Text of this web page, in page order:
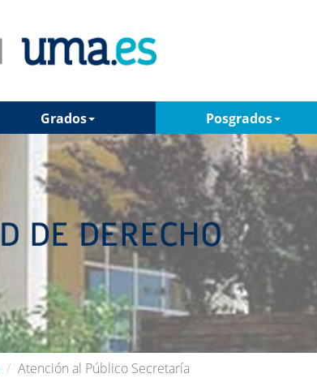
Grados Posgrados
Atención al Público Secretaría